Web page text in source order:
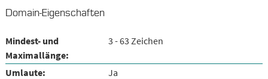
Domain-Eigenschaften
Mindest- und
Maximallänge:
3 - 63 Zeichen
Umlaute:
Ja